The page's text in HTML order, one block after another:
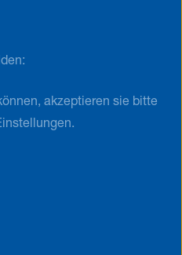
akzeptieren sie bitte